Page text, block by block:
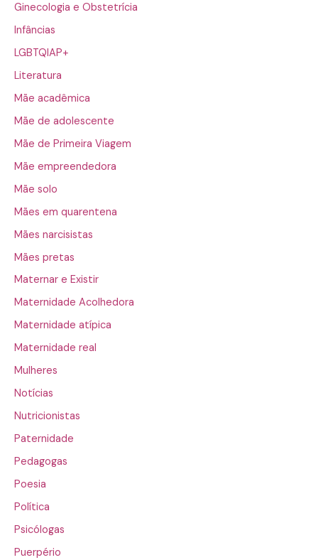
Ginecologia e Obstetrícia
Infâncias
LGBTQIAP+
Literatura
Mãe acadêmica
Mãe de adolescente
Mãe de Primeira Viagem
Mãe empreendedora
Mãe solo
Mães em quarentena
Mães narcisistas
Mães pretas
Maternar e Existir
Maternidade Acolhedora
Maternidade atípica
Maternidade real
Mulheres
Notícias
Nutricionistas
Paternidade
Pedagogas
Poesia
Política
Psicólogas
Puerpério